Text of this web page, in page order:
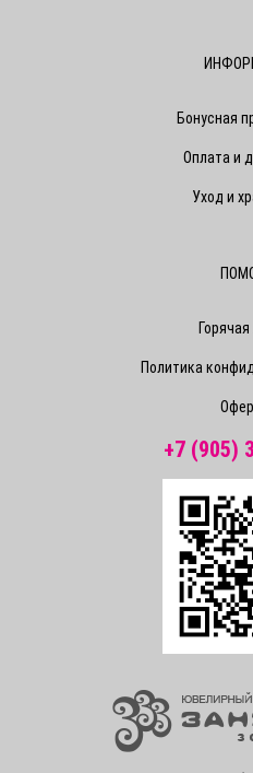
Бонусная
Оплата и
Уход и
Политика
+7 (905)